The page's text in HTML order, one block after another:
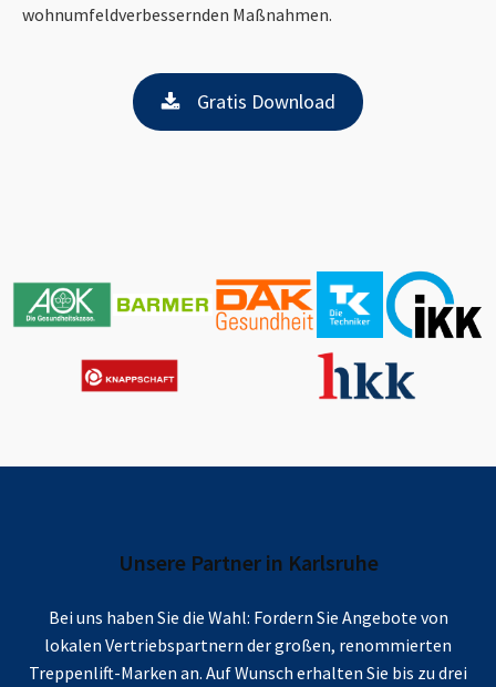
wohnumfeldverbessernden Maßnahmen.
Gratis Download
Unsere Partner in Karlsruhe
Bei uns haben Sie die Wahl: Fordern Sie Angebote von
lokalen Vertriebspartnern der großen, renommierten
Treppenlift-Marken an. Auf Wunsch erhalten Sie bis zu drei